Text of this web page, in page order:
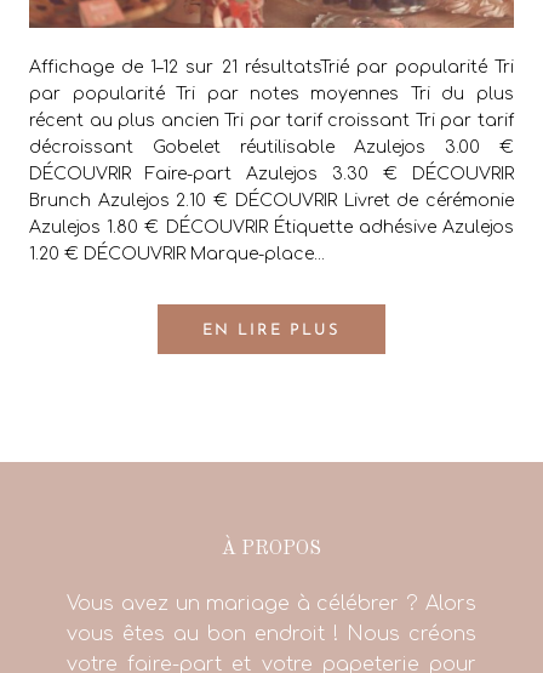
Affichage de 1–12 sur 21 résultatsTrié par popularité Tri
par popularité Tri par notes moyennes Tri du plus
récent au plus ancien Tri par tarif croissant Tri par tarif
décroissant Gobelet réutilisable Azulejos 3.00 €
DÉCOUVRIR Faire-part Azulejos 3.30 € DÉCOUVRIR
Brunch Azulejos 2.10 € DÉCOUVRIR Livret de cérémonie
Azulejos 1.80 € DÉCOUVRIR Étiquette adhésive Azulejos
1.20 € DÉCOUVRIR Marque-place...
EN LIRE PLUS
À PROPOS
Vous avez un mariage à célébrer ? Alors
vous êtes au bon endroit ! Nous créons
votre faire-part et votre papeterie pour